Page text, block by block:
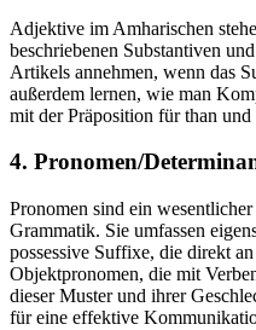
Adjektive im Amharischen
beschriebenen Substantiven
Artikels annehmen, wenn das
außerdem lernen, wie man
mit der Präposition für than
4. Pronomen/
Pronomen sind ein
Grammatik. Sie umfassen
possessive Suffixe, die direkt
Objektpronomen, die mit
dieser Muster und ihrer
für eine effektive